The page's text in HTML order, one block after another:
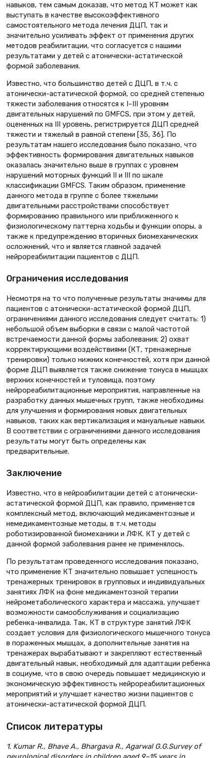
навыков, тем самым доказав, что метод КТ может как
выступать в качестве высокоэффективного
самостоятельного метода лечения ДЦП, так и
значительно усиливать эффект от применения других
методов реабилитации, что согласуется с нашими
результатами у детей с атонически-астатической
формой заболевания.
Известно, что большинство детей с ДЦП, в т.ч. с
атонически-астатической формой, со средней степенью
тяжести заболевания относятся к I–III уровням
двигательных нарушений по GMFCS, при этом у детей,
оцененных на III уровень, регистрируется ДЦП средней
тяжести и тяжелый в равной степени [35, 36]. По
результатам нашего исследования было показано, что
эффективность формирования двигательных навыков
оказалась значительно выше в группах с уровнем
нарушений моторных функций II и III по шкале
классификации GMFCS. Таким образом, применение
данного метода в группе с более тяжелыми
двигательными расстройствами способствует
формированию правильного или приближенного к
физиологическому паттерна ходьбы и функции опоры, а
также к предупреждению вторичных биомеханических
осложнений, что и является главной задачей
нейрореабилитации пациентов с ДЦП.
Ограничения исследования
Несмотря на то что полученные результаты значимы для
пациентов с атонически-астатической формой ДЦП,
ограничениями данного исследования следует считать: 1)
небольшой объем выборки в связи с малой частотой
встречаемости данной формы заболевания; 2) охват
корректирующими воздействиями (КТ, тренажерные
тренировки) только нижних конечностей, хотя при данной
форме ДЦП выявляется также снижение тонуса в мышцах
верхних конечностей и туловища, поэтому
нейрореабилитационные мероприятия, направленные на
разработку данных мышечных групп, также необходимы
для улучшения и формирования новых двигательных
навыков, таких как вертикализация и мануальные навыки.
В соответствии с ограничениями данного исследования
результаты могут быть определены как
предварительные.
Заключение
Известно, что в нейроабилитации детей с атонически-
астатической формой ДЦП, как правило, применяется
комплексный метод, включающий медикаментозные и
немедикаментозные методы, в т.ч. методы
роботизированной биомеханики и ЛФК. КТ у детей с
данной формой заболевания ранее не применялось.
По результатам проведенного исследования показано,
что применение КТ значительно повышает успешность
тренажерных тренировок в групповых и индивидуальных
занятиях ЛФК на фоне медикаментозной терапии
нейрометаболического характера и массажа, улучшает
возможности самообслуживания и социализацию
ребенка-инвалида. Так, КТ в структуре занятий ЛФК
создает условия для физиологического мышечного тонуса
в пораженных мышцах, а дополнительные занятия на
тренажерах вырабатывают и закрепляют естественный
двигательный навык, необходимый для адаптации ребенка
в социуме, что в свою очередь повышает медицинскую и
экономическую эффективность нейрореабилитационных
мероприятий и улучшает качество жизни пациентов с
атонически-астатической формой ДЦП.
Список литературы
1. Kumar R., Bhave A., Bhargava R., Agarwal G.G.Survey of